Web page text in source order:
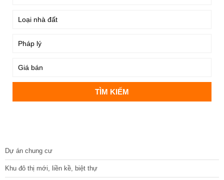
Dự án chung cư
Khu đô thị mới, liền kề, biệt thự